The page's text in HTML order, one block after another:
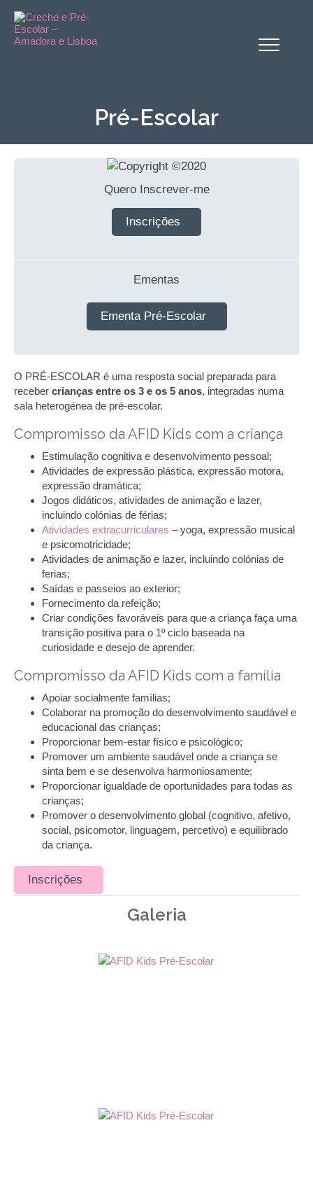
Alternar
Pré-Escolar
Quero Inscrever-me
Inscrições
Ementas
Ementa Pré-Escolar
O PRÉ-ESCOLAR é uma resposta social preparada para
receber crianças entre os 3 e os 5 anos, integradas numa
sala heterogénea de pré-escolar.
Compromisso da AFID Kids com a criança
Estimulação cognitiva e desenvolvimento pessoal;
Atividades de expressão plástica, expressão motora,
expressão dramática;
Jogos didáticos, atividades de animação e lazer,
incluindo colónias de férias;
Atividades extracurriculares – yoga, expressão musical
e psicomotricidade;
Atividades de animação e lazer, incluindo colónias de
ferias;
Saídas e passeios ao exterior;
Fornecimento da refeição;
Criar condições favoráveis para que a criança faça uma
transição positiva para o 1º ciclo baseada na
curiosidade e desejo de aprender.
Compromisso da AFID Kids com a família
Apoiar socialmente famílias;
Colaborar na promoção do desenvolvimento saudável e
educacional das crianças;
Proporcionar bem-estar físico e psicológico;
Promover um ambiente saudável onde a criança se
sinta bem e se desenvolva harmoniosamente;
Proporcionar igualdade de oportunidades para todas as
crianças;
Promover o desenvolvimento global (cognitivo, afetivo,
social, psicomotor, linguagem, percetivo) e equilibrado
da criança.
Inscrições
Galeria